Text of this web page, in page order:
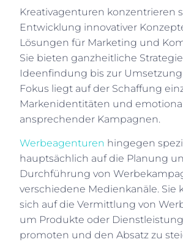
Kreativagenturen konzentrieren
Entwicklung innovativer
Lösungen für Marketing und
Sie bieten ganzheitliche
Ideenfindung bis zur
Fokus liegt auf der Schaffung
Markenidentitäten und
ansprechender Kampagnen.
Werbeagenturen hingegen
hauptsächlich auf die Planung
Durchführung von
verschiedene Medienkanäle. Sie
sich auf die Vermittlung von
um Produkte oder
promoten und den Absatz zu